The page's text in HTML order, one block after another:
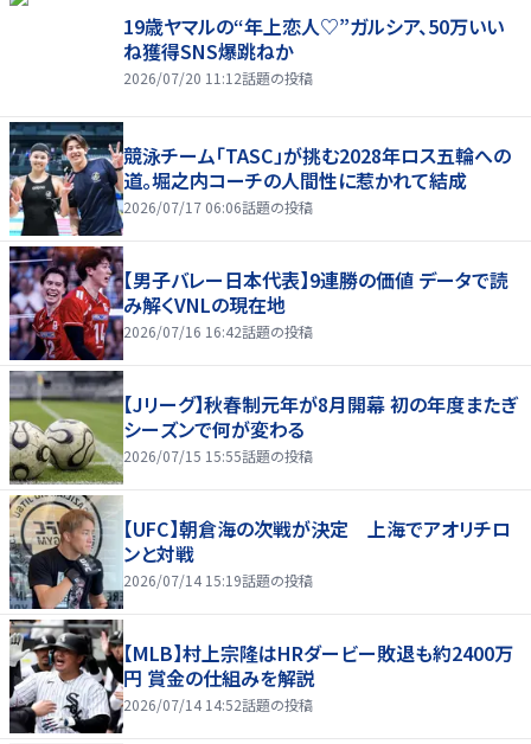
19歳ヤマルの“年上恋人♡”ガルシア、50万いい
ね獲得SNS爆跳ねか
2026/07/20 11:12話題の投稿
競泳チーム「TASC」が挑む2028年ロス五輪への
道。堀之内コーチの人間性に惹かれて結成
2026/07/17 06:06話題の投稿
【男子バレー日本代表】9連勝の価値 データで読
み解くVNLの現在地
2026/07/16 16:42話題の投稿
【Jリーグ】秋春制元年が8月開幕 初の年度またぎ
シーズンで何が変わる
2026/07/15 15:55話題の投稿
【UFC】朝倉海の次戦が決定 上海でアオリチロ
ンと対戦
2026/07/14 15:19話題の投稿
【MLB】村上宗隆はHRダービー敗退も約2400万
円 賞金の仕組みを解説
2026/07/14 14:52話題の投稿